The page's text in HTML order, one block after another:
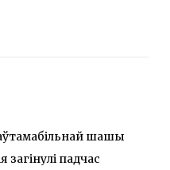
шашы
загінулі падчас